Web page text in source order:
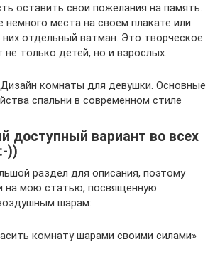
оставить свои пожелания на память.
немного места на своем плакате или
них отдельный ватман. Это творческое
не только детей, но и взрослых.
комнаты для девушки. Основные
спальни в современном стиле
доступный вариант во всех
))
раздел для описания, поэтому
на мою статью, посвященную
шарам:
комнату шарами своими силами»